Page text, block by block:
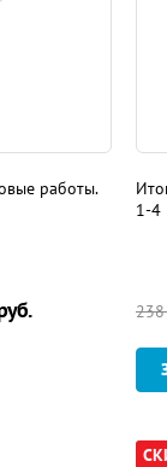
работы.
1-4
238